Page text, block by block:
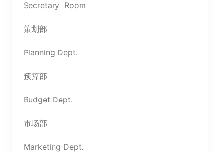
Secretary Room
策划部
Planning Dept.
预算部
Budget Dept.
市场部
Marketing Dept.